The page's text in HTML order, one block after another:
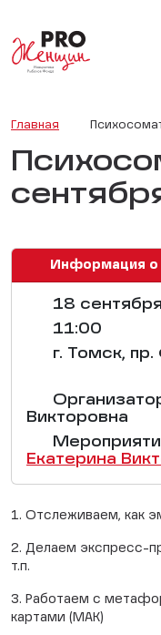
Главная
Информация о
18
11:00
г. Томск,
Викторовна
Екатерина
1. Отслеживаем, как
2. Делаем экспресс-
т.п.
3. Работаем с
картами (МАК)